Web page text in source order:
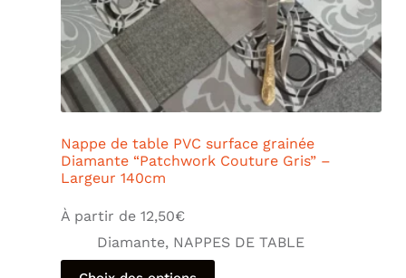
Nappe de table PVC surface grainée
Diamante “Patchwork Couture Gris” –
Largeur 140cm
À partir de 12,50€
Diamante, NAPPES DE TABLE